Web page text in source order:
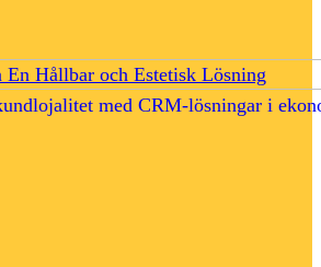
En Hållbar och Estetisk Lösning